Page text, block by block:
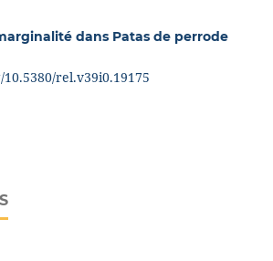
dans Patas de perrode
rel.v39i0.19175